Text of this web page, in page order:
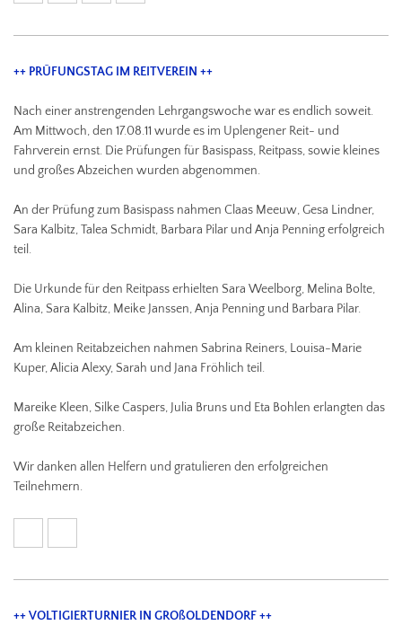
++ PRÜFUNGSTAG IM REITVEREIN ++
Nach einer anstrengenden Lehrgangswoche war es endlich soweit.
Am Mittwoch, den 17.08.11 wurde es im Uplengener Reit- und
Fahrverein ernst. Die Prüfungen für Basispass, Reitpass, sowie kleines
und großes Abzeichen wurden abgenommen.
An der Prüfung zum Basispass nahmen Claas Meeuw, Gesa Lindner,
Sara Kalbitz, Talea Schmidt, Barbara Pilar und Anja Penning erfolgreich
teil.
Die Urkunde für den Reitpass erhielten Sara Weelborg, Melina Bolte,
Alina, Sara Kalbitz, Meike Janssen, Anja Penning und Barbara Pilar.
Am kleinen Reitabzeichen nahmen Sabrina Reiners, Louisa-Marie
Kuper, Alicia Alexy, Sarah und Jana Fröhlich teil.
Mareike Kleen, Silke Caspers, Julia Bruns und Eta Bohlen erlangten das
große Reitabzeichen.
Wir danken allen Helfern und gratulieren den erfolgreichen
Teilnehmern.
++ VOLTIGIERTURNIER IN GROßOLDENDORF ++